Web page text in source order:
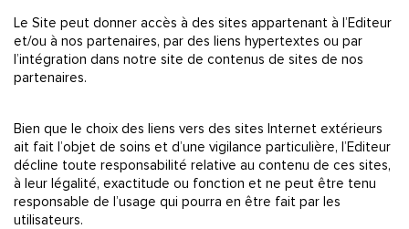
Le Site peut donner accès à des sites appartenant à l’Editeur
et/ou à nos partenaires, par des liens hypertextes ou par
l’intégration dans notre site de contenus de sites de nos
partenaires.
Bien que le choix des liens vers des sites Internet extérieurs
ait fait l’objet de soins et d’une vigilance particulière, l’Editeur
décline toute responsabilité relative au contenu de ces sites,
à leur légalité, exactitude ou fonction et ne peut être tenu
responsable de l’usage qui pourra en être fait par les
utilisateurs.